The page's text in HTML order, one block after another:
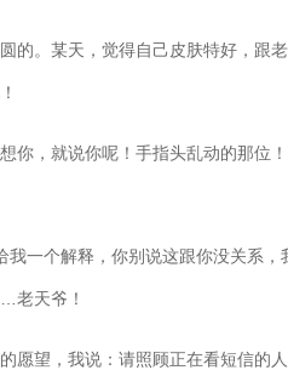
的。某天，觉得自己皮肤特好，跟
你，就说你呢！手指头乱动的那位
我一个解释，你别说这跟你没关系
老天爷！
愿望，我说：请照顾正在看短信的